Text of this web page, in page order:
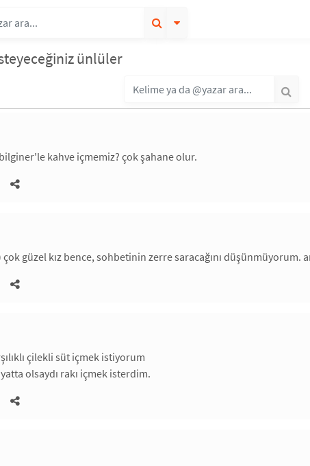
ünlüler
kahve içmemiz? çok şahane olur.
çok güzel kız bence, sohbetinin zerre saracağını düşünmüyorum.
çilekli süt içmek istiyorum
olsaydı rakı içmek isterdim.